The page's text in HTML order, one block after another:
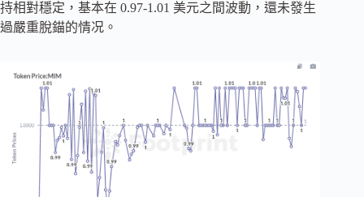
持相對穩定，基本在 0.97-1.01 美元之間波動，還未發生
過嚴重脫錨的情况。